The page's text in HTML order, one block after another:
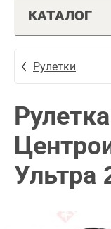
КАТАЛОГ
Рулетки
Рулетка
Ультра